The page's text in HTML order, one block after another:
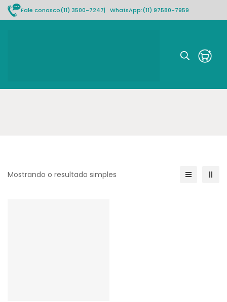
Fale conosco(11) 3500-7247| WhatsApp:(11) 97580-7959
Mostrando o resultado simples